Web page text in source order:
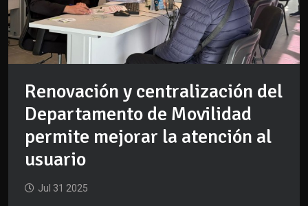
Renovación y centralización del
Departamento de Movilidad
permite mejorar la atención al
usuario
Jul 31 2025